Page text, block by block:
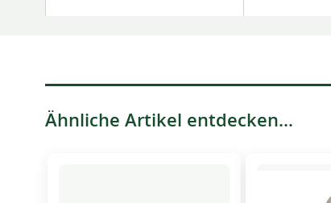
Ähnliche Artikel entdecken...